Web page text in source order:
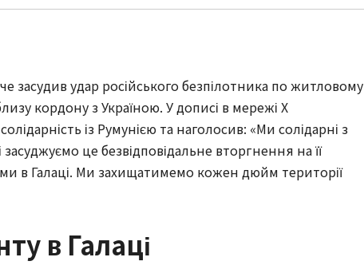
засудив удар російського безпілотника по житловому
кордону з Україною. У дописі в мережі X
із Румунією та наголосив: «Ми солідарні з
це безвідповідальне вторгнення на її
в Галаці. Ми захищатимемо кожен дюйм території
в Галаці